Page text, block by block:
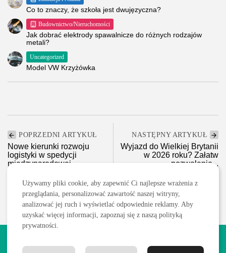
Co to znaczy, że szkoła jest dwujęzyczna?
Budownictwo/Nieruchomości
Jak dobrać elektrody spawalnicze do różnych rodzajów
metali?
Uncategorized
Model VW Krzyżówka
POPRZEDNI ARTYKUŁ
Nowe kierunki rozwoju
logistyki w spedycji
międzynarodowej
Transport/Logistyka
NASTĘPNY ARTYKUŁ
Wyjazd do Wielkiej Brytanii
w 2026 roku? Załatw
pozwolenie...
Turystyka/Podróże
są chronione prawem autorskim.
Używamy pliki cookie, aby zapewnić Ci najlepsze wrażenia z
przeglądania, personalizować zawartość naszej witryny,
analizować jej ruch i wyświetlać odpowiednie reklamy. Aby
uzyskać więcej informacji, zapoznaj się z naszą polityką
prywatności.